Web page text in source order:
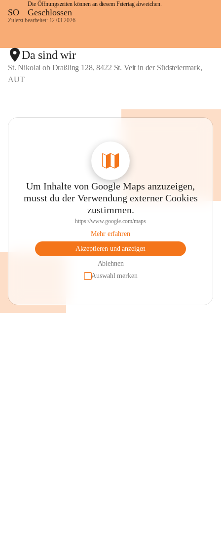
Kinder, Eltern und Lehrerinnen als offenes, kreatives
Team
Bindeglied zwischen Familien und Öffentlichkeit
Kooperation mit der "Gesunden Gemeinde" und
Styria Vitalis
Gesunde Volksschule (Styria Vitalis -
Gesundheitsförderung)
Expert + Schule (digitale Bildung)
Begabungs- und Begabtensiegel
MINT - Siegel
Klimabündnisschule
ASKÖ - Bewegungssiegel
Die Öffnungszeiten können an diesem Feiertag abweichen.
SO Geschlossen
Zuletzt bearbeitet: 12.03.2026
Da sind wir
St. Nikolai ob Draßling 128, 8422 St. Veit in der Südsteiermark,
AUT
Um Inhalte von Google Maps anzuzeigen,
musst du der Verwendung externer Cookies
zustimmen.
https://www.google.com/maps
Mehr erfahren
Akzeptieren und anzeigen
Ablehnen
Auswahl merken